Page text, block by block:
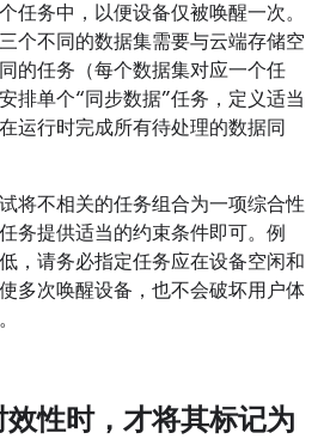
任务中，以便设备仅被唤醒一次。
个不同的数据集需要与云端存储空
的任务（每个数据集对应一个任
排单个“同步数据”任务，定义适当
运行时完成所有待处理的数据同
将不相关的任务组合为一项综合性
务提供适当的约束条件即可。例
，请务必指定任务应在设备空闲和
多次唤醒设备，也不会破坏用户体
性时，才将其标记为